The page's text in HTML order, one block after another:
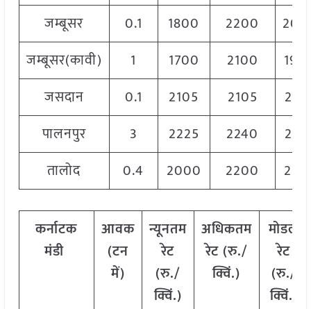
जम्बूसर
0.1 1800 2200
जम्बूसर(कावी)
1 1700 2100
जसदान
0.1 2105 2105
पालनपुर
3 2225 2240
तालोद
0.4 2000 2200
कर्नाटक
मंडी
आवक
(टन
में)
न्यूनतम
रेट
(रु./
क्विं.)
अधिकतम
रेट (रु./
क्विं.)
मोडल
रेट
(रु./
क्विं.)